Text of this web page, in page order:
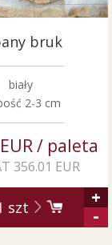
bruk
biały
2-3 cm
/ paleta
356.01 EUR
szt
+
-